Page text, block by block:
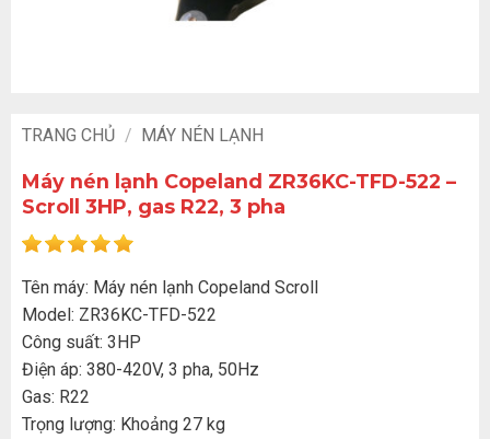
TRANG CHỦ / MÁY NÉN LẠNH
Máy nén lạnh Copeland ZR36KC-TFD-522 –
Scroll 3HP, gas R22, 3 pha
Tên máy: Máy nén lạnh Copeland Scroll
Model: ZR36KC-TFD-522
Công suất: 3HP
Điện áp: 380-420V, 3 pha, 50Hz
Gas: R22
Trọng lượng: Khoảng 27 kg